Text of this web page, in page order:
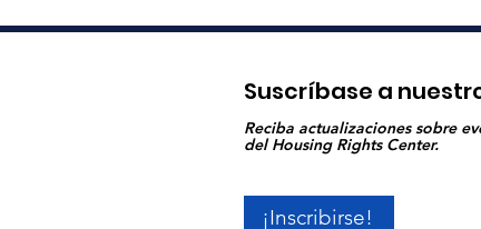
Suscríbase a
Reciba actualizaciones sobre
del Housing Rights Center.
¡Inscribirse!